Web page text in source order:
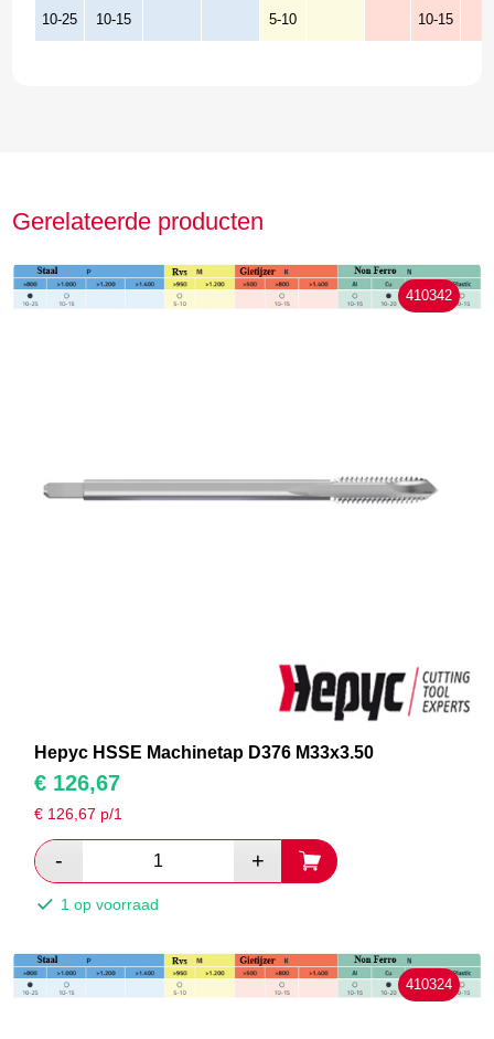
10-25 10-15 5-10 10-15
Gerelateerde producten
410342
Hepyc HSSE Machinetap D376 M33x3.50
€ 126,67
€ 126,67 p/1
1 op voorraad
410324